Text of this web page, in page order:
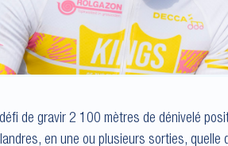
de gravir 2 100 mètres de dénivelé
en une ou plusieurs sorties,